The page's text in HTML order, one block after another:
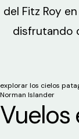
del Fitz Roy
disfrutando
explorar los cielos
Norman Islander
Vuelos